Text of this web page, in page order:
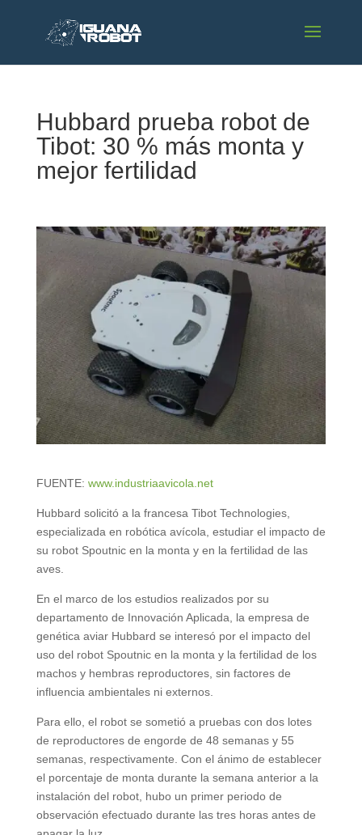
Hubbard prueba robot de
Tibot: 30 % más monta y
mejor fertilidad
FUENTE: www.industriaavicola.net
Hubbard solicitó a la francesa Tibot Technologies,
especializada en robótica avícola, estudiar el impacto de
su robot Spoutnic en la monta y en la fertilidad de las
aves.
En el marco de los estudios realizados por su
departamento de Innovación Aplicada, la empresa de
genética aviar Hubbard se interesó por el impacto del
uso del robot Spoutnic en la monta y la fertilidad de los
machos y hembras reproductores, sin factores de
influencia ambientales ni externos.
Para ello, el robot se sometió a pruebas con dos lotes
de reproductores de engorde de 48 semanas y 55
semanas, respectivamente. Con el ánimo de establecer
el porcentaje de monta durante la semana anterior a la
instalación del robot, hubo un primer periodo de
observación efectuado durante las tres horas antes de